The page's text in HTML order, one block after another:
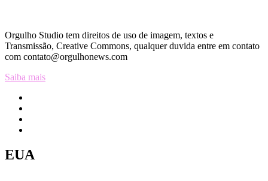
Orgulho Studio tem direitos de uso de imagem, textos e
Transmissão, Creative Commons, qualquer duvida entre em contato
com contato@orgulhonews.com
Saiba mais
EUA